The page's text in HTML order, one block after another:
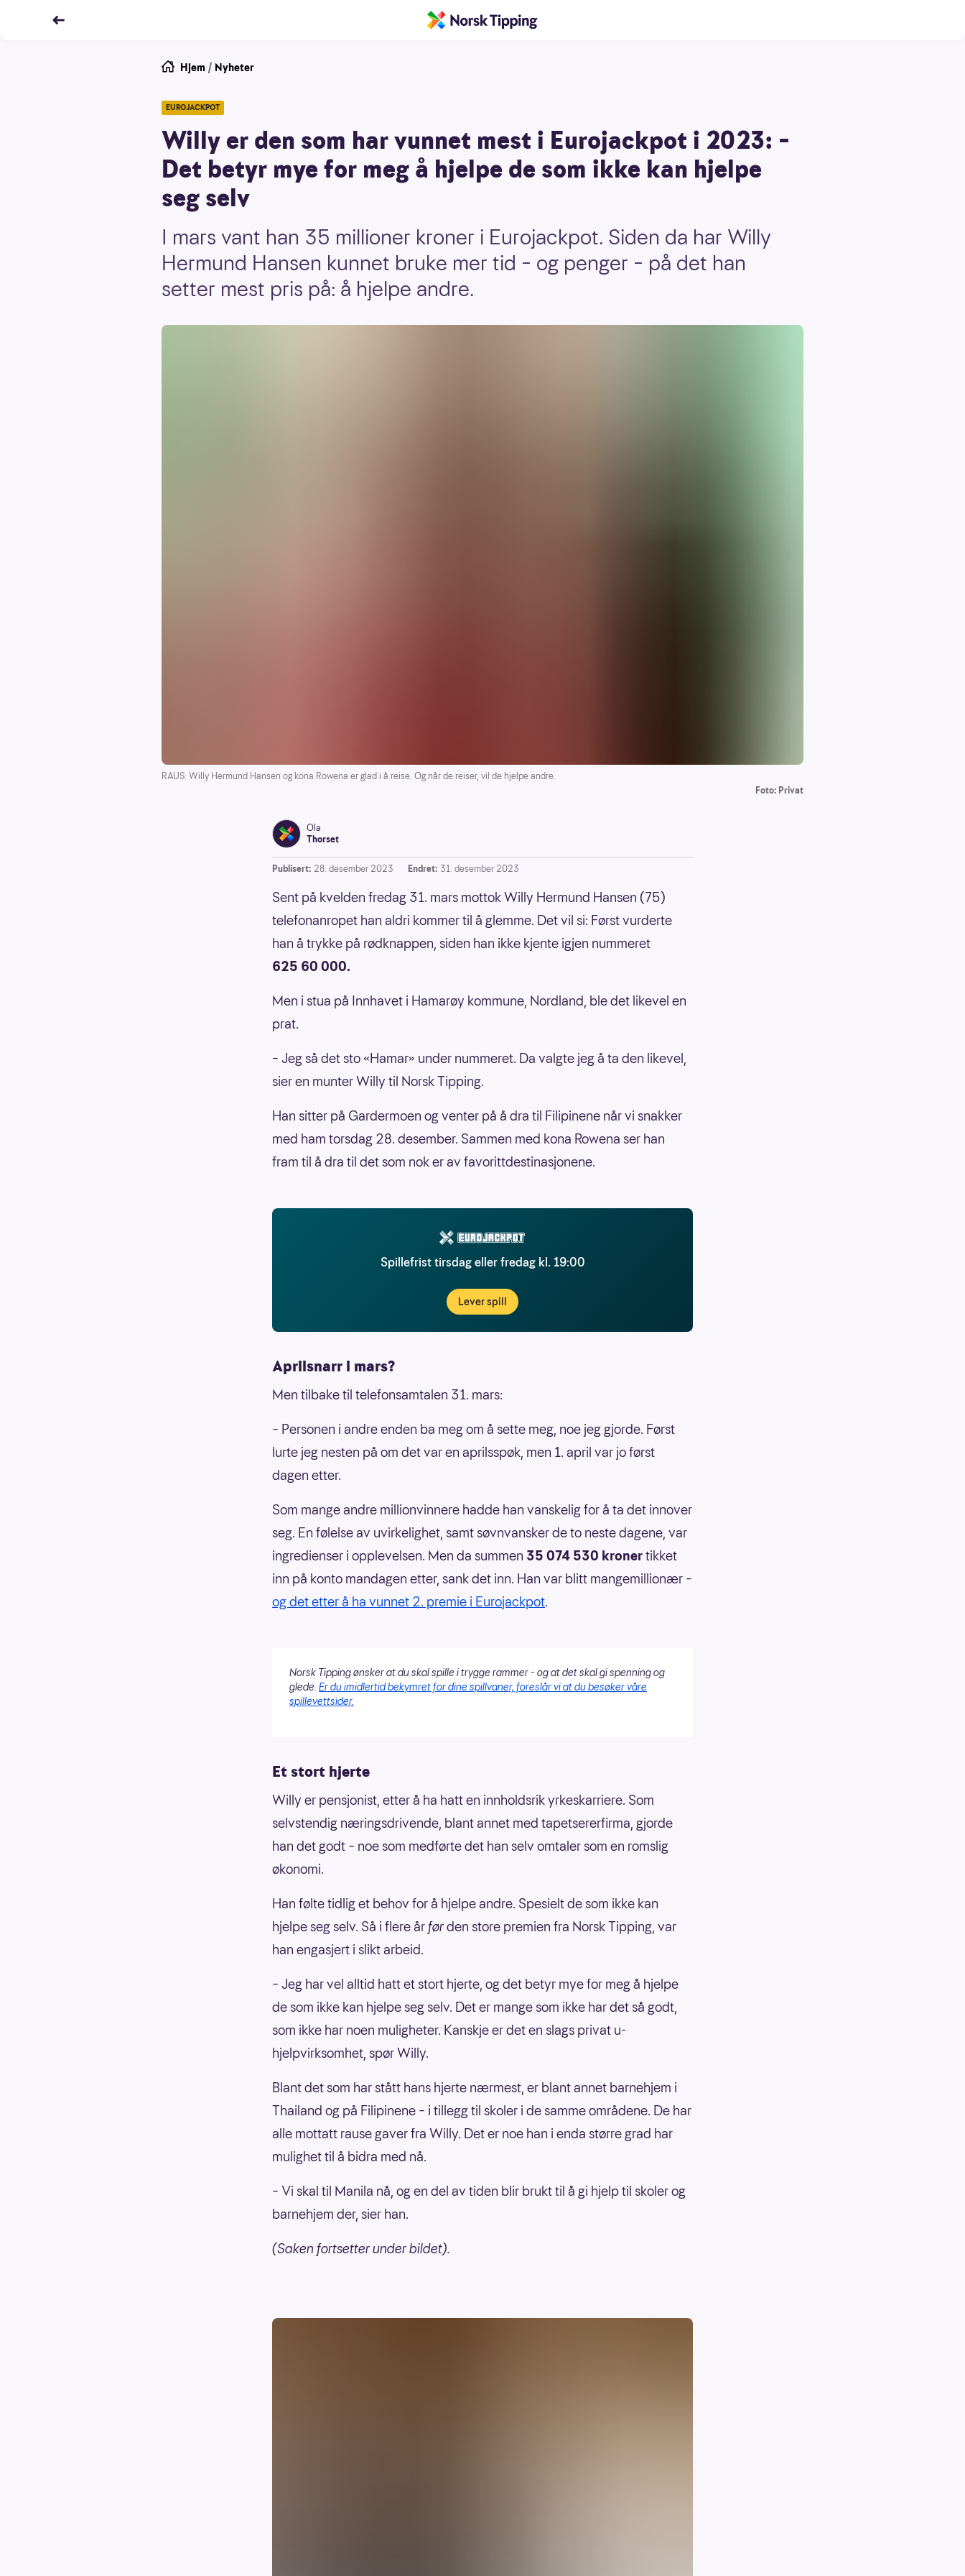
Hjem / Nyheter
EUROJACKPOT
Willy er den som har vunnet mest i Eurojackpot i 2023: –
Det betyr mye for meg å hjelpe de som ikke kan hjelpe
seg selv
I mars vant han 35 millioner kroner i Eurojackpot. Siden da har Willy
Hermund Hansen kunnet bruke mer tid – og penger – på det han
setter mest pris på: å hjelpe andre.
RAUS: Willy Hermund Hansen og kona Rowena er glad i å reise. Og når de reiser, vil de hjelpe andre.
Foto: Privat
Ola
Thorset
Publisert: 28. desember 2023 Endret: 31. desember 2023
Sent på kvelden fredag 31. mars mottok Willy Hermund Hansen (75)
telefonanropet han aldri kommer til å glemme. Det vil si: Først vurderte
han å trykke på rødknappen, siden han ikke kjente igjen nummeret
625 60 000.
Men i stua på Innhavet i Hamarøy kommune, Nordland, ble det likevel en
prat.
– Jeg så det sto «Hamar» under nummeret. Da valgte jeg å ta den likevel,
sier en munter Willy til Norsk Tipping.
Han sitter på Gardermoen og venter på å dra til Filipinene når vi snakker
med ham torsdag 28. desember. Sammen med kona Rowena ser han
fram til å dra til det som nok er av favorittdestinasjonene.
Spillefrist tirsdag eller fredag kl. 19:00
Lever spill
Aprilsnarr i mars?
Men tilbake til telefonsamtalen 31. mars:
– Personen i andre enden ba meg om å sette meg, noe jeg gjorde. Først
lurte jeg nesten på om det var en aprilsspøk, men 1. april var jo først
dagen etter.
Som mange andre millionvinnere hadde han vanskelig for å ta det innover
seg. En følelse av uvirkelighet, samt søvnvansker de to neste dagene, var
ingredienser i opplevelsen. Men da summen 35 074 530 kronertikket
inn på konto mandagen etter, sank det inn. Han var blitt mangemillionær –
og det etter å ha vunnet 2. premie i Eurojackpot.
Norsk Tipping ønsker at du skal spille i trygge rammer - og at det skal gi spenning og
glede. Er du imidlertid bekymret for dine spillvaner, foreslår vi at du besøker våre
spillevettsider.
Et stort hjerte
Willy er pensjonist, etter å ha hatt en innholdsrik yrkeskarriere. Som
selvstendig næringsdrivende, blant annet med tapetsererfirma, gjorde
han det godt – noe som medførte det han selv omtaler som en romslig
økonomi.
Han følte tidlig et behov for å hjelpe andre. Spesielt de som ikke kan
hjelpe seg selv. Så i flere årførden store premien fra Norsk Tipping, var
han engasjert i slikt arbeid.
– Jeg har vel alltid hatt et stort hjerte, og det betyr mye for meg å hjelpe
de som ikke kan hjelpe seg selv. Det er mange som ikke har det så godt,
som ikke har noen muligheter. Kanskje er det en slags privat u-
hjelpvirksomhet, spør Willy.
Blant det som har stått hans hjerte nærmest, er blant annet barnehjem i
Thailand og på Filipinene – i tillegg til skoler i de samme områdene. De har
alle mottatt rause gaver fra Willy. Det er noe han i enda større grad har
mulighet til å bidra med nå.
– Vi skal til Manila nå, og en del av tiden blir brukt til å gi hjelp til skoler og
barnehjem der, sier han.
(Saken fortsetter under bildet).